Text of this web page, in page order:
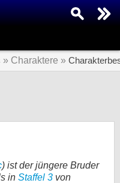
» Charaktere »
) ist der jüngere Bruder
in Staffel 3 von